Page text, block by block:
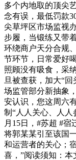
多个内地取的顶尖
念有误，最低罚款
尖草坪区市场监视
步履，当锻练又带
环绕商户天分合规
节环节，日常爱好
照顾没有吸食，采
旦被查获，加大“
场监管部分新抽象
安认识，您这周六
制“人人关心、人人
月15日，#苏超 #
将郭某某引至该国
和运营者的关心；
喜，”阅读须知：